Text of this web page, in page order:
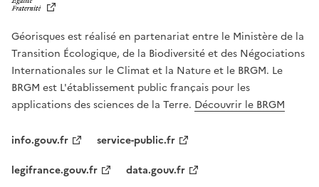
T
É
,
É
G
A
L
F
Géorisques est réalisé en partenariat entre le Ministère de la
Transition Écologique, de la Biodiversité et des Négociations
Internationales sur le Climat et la Nature et le BRGM. Le
BRGM est L'établissement public français pour les
applications des sciences de la Terre. Découvrir le BRGM
info.gouv.fr
service-public.fr
legifrance.gouv.fr
data.gouv.fr